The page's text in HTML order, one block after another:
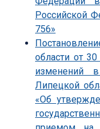
Российской
756»
области от
изменений в
Липецкой
«Об